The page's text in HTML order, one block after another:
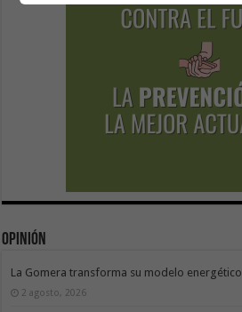
Opinión
La Gomera transforma su modelo energético
2 agosto, 2026